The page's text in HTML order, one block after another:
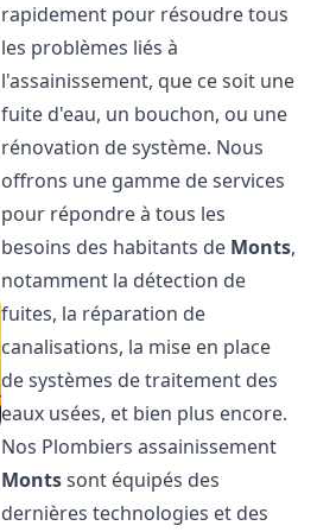
rapidement pour résoudre tous
les problèmes liés à
l'assainissement, que ce soit une
fuite d'eau, un bouchon, ou une
rénovation de système. Nous
offrons une gamme de services
pour répondre à tous les
besoins des habitants de Monts,
notamment la détection de
fuites, la réparation de
canalisations, la mise en place
de systèmes de traitement des
eaux usées, et bien plus encore.
Nos Plombiers assainissement
Montssont équipés des
dernières technologies et des